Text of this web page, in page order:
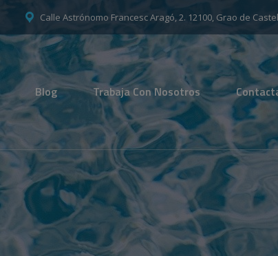
Calle Astrónomo Francesc Aragó, 2. 12100, Grao de
Blog Trabaja Con Nosotros